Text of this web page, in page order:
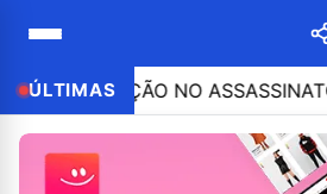
ÚLTIMASNO ASSASSINATO DA